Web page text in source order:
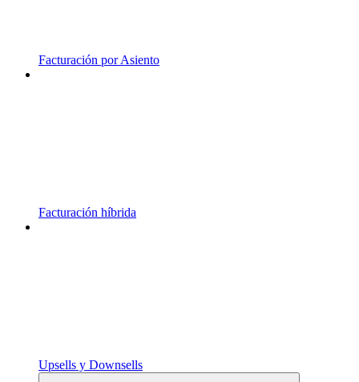
Facturación por Asiento
Facturación híbrida
Upsells y Downsells